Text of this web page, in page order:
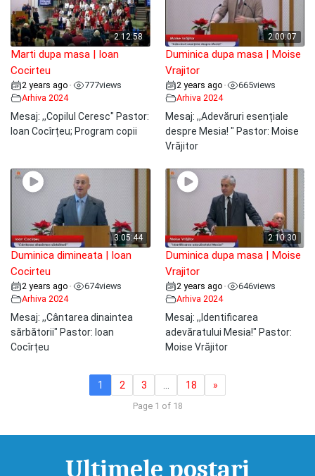
2:12:58
Marti dupa masa | Ioan
Cocirteu
2 years ago • 777views
Arhiva 2024
Mesaj: ,,Copilul Ceresc" Pastor:
Ioan Cocîrțeu; Program copii
2:00:07
Duminica dupa masa | Moise
Vrajitor
2 years ago • 665views
Arhiva 2024
Mesaj: ,,Adevăruri esențiale
despre Mesia! " Pastor: Moise
Vrăjitor
3:05:44
Duminica dimineata | Ioan
Cocirteu
2 years ago • 674views
Arhiva 2024
Mesaj: ,,Cântarea dinaintea
sărbătorii" Pastor: Ioan
Cocîrțeu
2:10:30
Duminica dupa masa | Moise
Vrajitor
2 years ago • 646views
Arhiva 2024
Mesaj: ,,Identificarea
adevăratului Mesia!" Pastor:
Moise Vrăjitor
1 2 3 18 »
Page 1 of 18
Ultimele postari